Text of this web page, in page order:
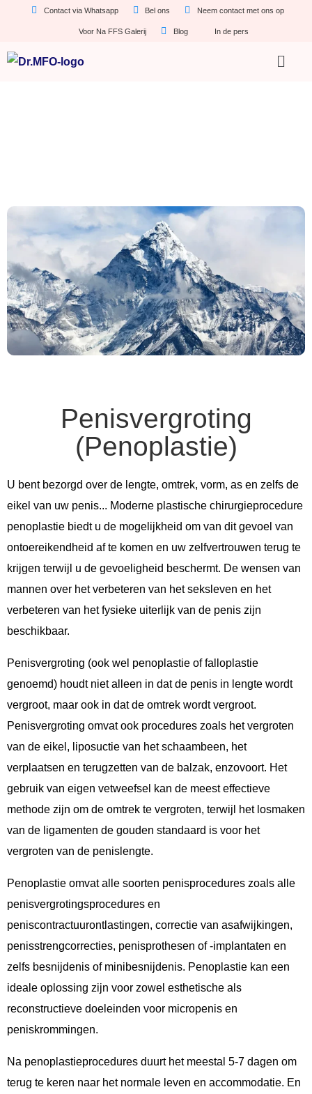
Contact via Whatsapp Bel ons Neem contact met ons op
Voor Na FFS Galerij Blog In de pers
Penisvergroting
(Penoplastie)
U bent bezorgd over de lengte, omtrek, vorm, as en zelfs de
eikel van uw penis... Moderne plastische chirurgieprocedure
penoplastie biedt u de mogelijkheid om van dit gevoel van
ontoereikendheid af te komen en uw zelfvertrouwen terug te
krijgen terwijl u de gevoeligheid beschermt. De wensen van
mannen over het verbeteren van het seksleven en het
verbeteren van het fysieke uiterlijk van de penis zijn
beschikbaar.
Penisvergroting (ook wel penoplastie of falloplastie
genoemd) houdt niet alleen in dat de penis in lengte wordt
vergroot, maar ook in dat de omtrek wordt vergroot.
Penisvergroting omvat ook procedures zoals het vergroten
van de eikel, liposuctie van het schaambeen, het
verplaatsen en terugzetten van de balzak, enzovoort. Het
gebruik van eigen vetweefsel kan de meest effectieve
methode zijn om de omtrek te vergroten, terwijl het losmaken
van de ligamenten de gouden standaard is voor het
vergroten van de penislengte.
Penoplastie omvat alle soorten penisprocedures zoals alle
penisvergrotingsprocedures en
peniscontractuurontlastingen, correctie van asafwijkingen,
penisstrengcorrecties, penisprothesen of -implantaten en
zelfs besnijdenis of minibesnijdenis. Penoplastie kan een
ideale oplossing zijn voor zowel esthetische als
reconstructieve doeleinden voor micropenis en
peniskrommingen.
Na penoplastieprocedures duurt het meestal 5-7 dagen om
terug te keren naar het normale leven en accommodatie. En